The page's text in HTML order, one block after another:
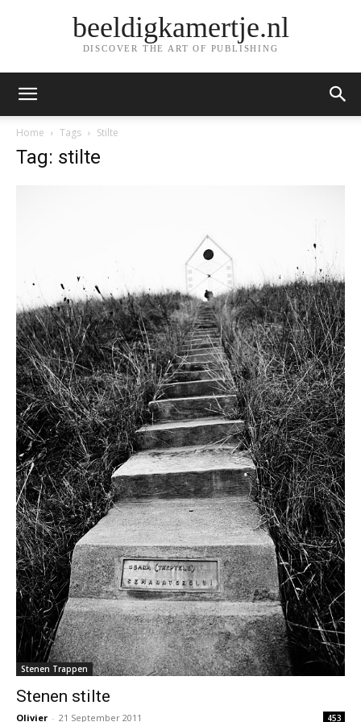
beeldigkamertje.nl
DISCOVER THE ART OF PUBLISHING
Home Tags Stilte
Tag: stilte
Stenen Trappen
Stenen stilte
Olivier - 21 September 2011 453